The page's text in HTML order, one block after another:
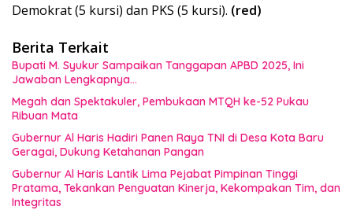
Demokrat (5 kursi) dan PKS (5 kursi). (red)
Berita Terkait
Bupati M. Syukur Sampaikan Tanggapan APBD 2025, Ini
Jawaban Lengkapnya…
Megah dan Spektakuler, Pembukaan MTQH ke-52 Pukau
Ribuan Mata
Gubernur Al Haris Hadiri Panen Raya TNI di Desa Kota Baru
Geragai, Dukung Ketahanan Pangan
Gubernur Al Haris Lantik Lima Pejabat Pimpinan Tinggi
Pratama, Tekankan Penguatan Kinerja, Kekompakan Tim, dan
Integritas